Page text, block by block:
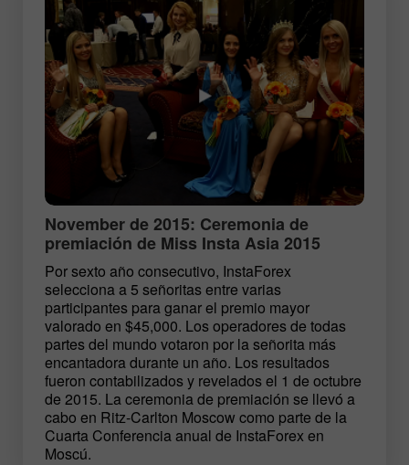
November de 2015: Ceremonia de
premiación de Miss Insta Asia 2015
Por sexto año consecutivo, InstaForex
selecciona a 5 señoritas entre varias
participantes para ganar el premio mayor
valorado en $45,000. Los operadores de todas
partes del mundo votaron por la señorita más
encantadora durante un año. Los resultados
fueron contabilizados y revelados el 1 de octubre
de 2015. La ceremonia de premiación se llevó a
cabo en Ritz-Carlton Moscow como parte de la
Cuarta Conferencia anual de InstaForex en
Moscú.